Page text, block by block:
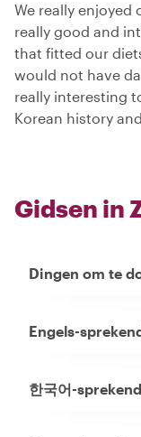
We really
really good and
that fitted our
would not have
really interesting
Korean history
Gidsen in
Dingen om te
Engels-
한국어-